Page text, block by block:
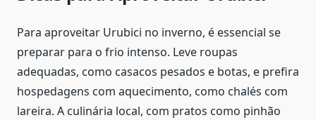
Para aproveitar Urubici no inverno, é essencial se
preparar para o frio intenso. Leve roupas
adequadas, como casacos pesados e botas, e prefira
hospedagens com aquecimento, como chalés com
lareira. A culinária local, com pratos como pinhão